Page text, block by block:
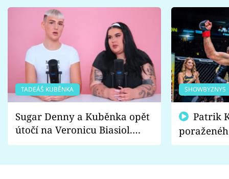
TADEÁŠ KUBĚNKA
Sugar Denny a Kuběnka opět
útočí na Veronicu Biasiol.
Proč je podle nich falešná a
SHOWBYZNYS
fanoušci